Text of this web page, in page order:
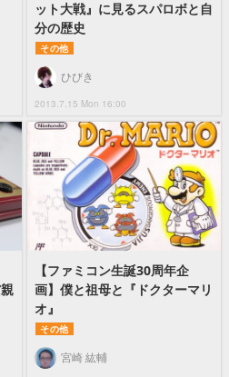
ット大戦』に見るスパロボと自
分の歴史
その他
2013.7.15 Mon 16:00
ひびき
【ファミコン生誕30周年企
画】僕と祖母と『ドクターマリ
オ』
その他
宮崎 紘輔